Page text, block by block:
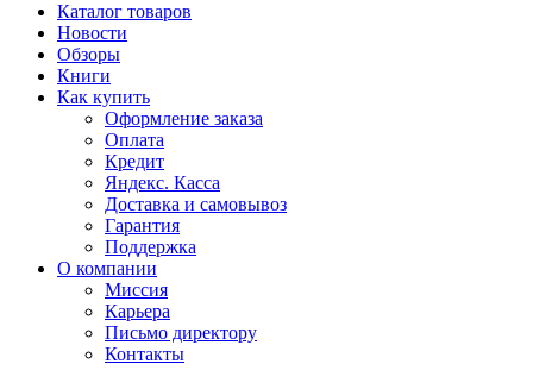
Каталог товаров
Новости
Обзоры
Книги
Как купить
Оформление заказа
Оплата
Кредит
Яндекс. Касса
Доставка и самовывоз
Гарантия
Поддержка
О компании
Миссия
Карьера
Письмо директору
Контакты